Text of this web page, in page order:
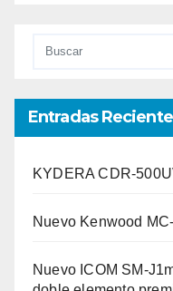
Entradas
KYDERA CDR-
Nuevo Kenwood
Nuevo ICOM SM-